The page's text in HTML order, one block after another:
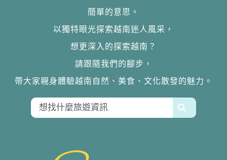
簡單的意思。
以獨特眼光探索越南迷人風采，
想更深入的探索越南？
請跟隨我們的腳步，
帶大家親身體驗越南自然、美食、文化散發的魅力。